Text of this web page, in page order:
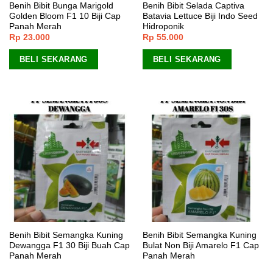
Benih Bibit Bunga Marigold
Golden Bloom F1 10 Biji Cap
Panah Merah
Rp 23.000
BELI SEKARANG
Benih Bibit Selada Captiva
Batavia Lettuce Biji Indo Seed
Hidroponik
Rp 55.000
BELI SEKARANG
Benih Bibit Semangka Kuning
Dewangga F1 30 Biji Buah Cap
Panah Merah
Benih Bibit Semangka Kuning
Bulat Non Biji Amarelo F1 Cap
Panah Merah